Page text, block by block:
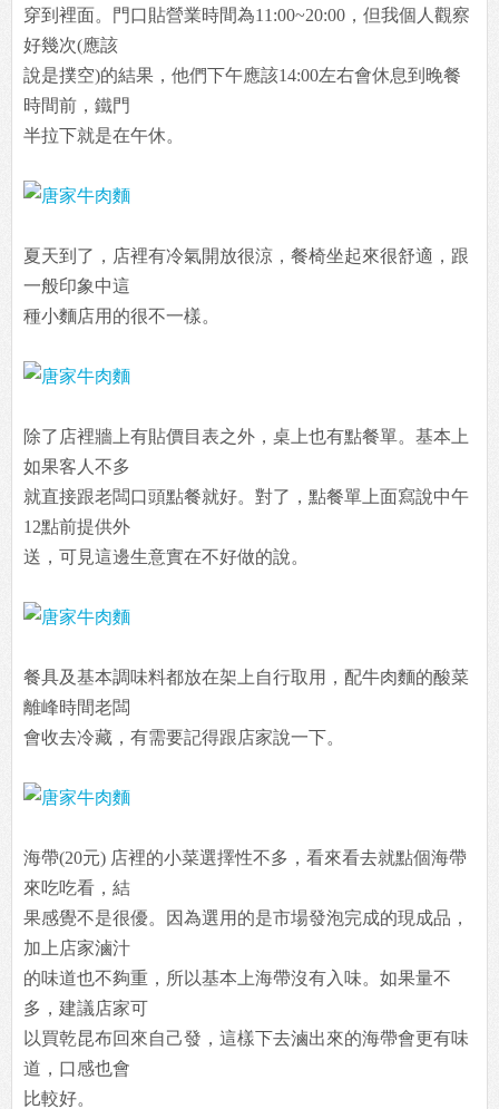
穿到裡面。門口貼營業時間為11:00~20:00，但我個人觀察
好幾次(應該
說是撲空)的結果，他們下午應該14:00左右會休息到晚餐
時間前，鐵門
半拉下就是在午休。
夏天到了，店裡有冷氣開放很涼，餐椅坐起來很舒適，跟
一般印象中這
種小麵店用的很不一樣。
除了店裡牆上有貼價目表之外，桌上也有點餐單。基本上
如果客人不多
就直接跟老闆口頭點餐就好。對了，點餐單上面寫說中午
12點前提供外
送，可見這邊生意實在不好做的說。
餐具及基本調味料都放在架上自行取用，配牛肉麵的酸菜
離峰時間老闆
會收去冷藏，有需要記得跟店家說一下。
海帶(20元) 店裡的小菜選擇性不多，看來看去就點個海帶
來吃吃看，結
果感覺不是很優。因為選用的是市場發泡完成的現成品，
加上店家滷汁
的味道也不夠重，所以基本上海帶沒有入味。如果量不
多，建議店家可
以買乾昆布回來自己發，這樣下去滷出來的海帶會更有味
道，口感也會
比較好。